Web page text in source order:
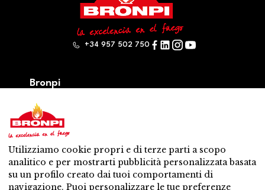
+34 957 502 750
Bronpi
Serie a legna
Serie a pellet
Misto: legna – pellet
Accessori
Ventilazione
Novità
Contatti
Utilizziamo cookie propri e di terze parti a scopo
analitico e per mostrarti pubblicità personalizzata basata
su un profilo creato dai tuoi comportamenti di
navigazione. Puoi personalizzare le tue preferenze